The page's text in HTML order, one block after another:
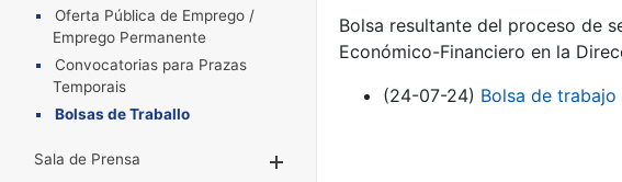
Oferta Pública de Emprego /
Emprego Permanente
Convocatorias para Prazas
Temporais
Bolsas de Traballo
Sala de Prensa
Bolsa resultante del proceso de
Económico-Financiero en la
(24-07-24) Bolsa de trabajo